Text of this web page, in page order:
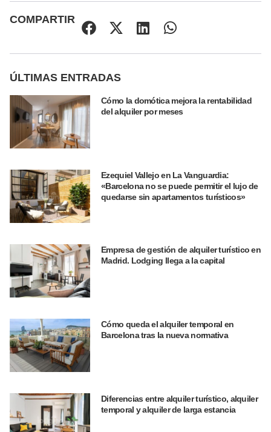
COMPARTIR
ÚLTIMAS ENTRADAS
Cómo la domótica mejora la rentabilidad
del alquiler por meses
Ezequiel Vallejo en La Vanguardia:
«Barcelona no se puede permitir el lujo de
quedarse sin apartamentos turísticos»
Empresa de gestión de alquiler turístico en
Madrid. Lodging llega a la capital
Cómo queda el alquiler temporal en
Barcelona tras la nueva normativa
Diferencias entre alquiler turístico, alquiler
temporal y alquiler de larga estancia